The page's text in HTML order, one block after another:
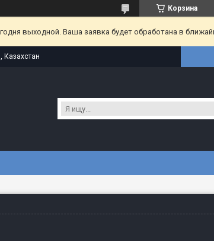
Корзина
выходной. Ваша заявка будет обработана в
Казахстан